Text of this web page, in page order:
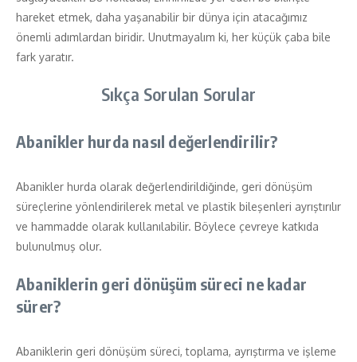
hareket etmek, daha yaşanabilir bir dünya için atacağımız
önemli adımlardan biridir. Unutmayalım ki, her küçük çaba bile
fark yaratır.
Sıkça Sorulan Sorular
Abanikler hurda nasıl değerlendirilir?
Abanikler hurda olarak değerlendirildiğinde, geri dönüşüm
süreçlerine yönlendirilerek metal ve plastik bileşenleri ayrıştırılır
ve hammadde olarak kullanılabilir. Böylece çevreye katkıda
bulunulmuş olur.
Abaniklerin geri dönüşüm süreci ne kadar
sürer?
Abaniklerin geri dönüşüm süreci, toplama, ayrıştırma ve işleme